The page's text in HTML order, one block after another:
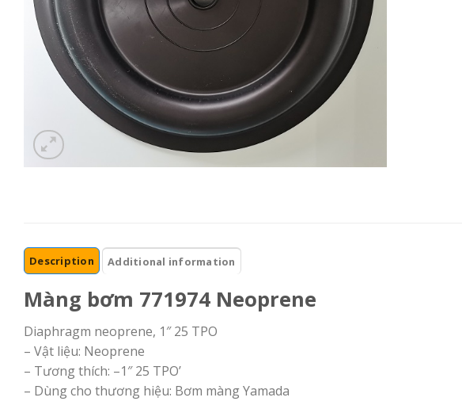
Description Additional information
Màng bơm 771974 Neoprene
Diaphragm neoprene, 1″ 25 TPO
– Vật liệu: Neoprene
– Tương thích: –1″ 25 TPO’
– Dùng cho thương hiệu: Bơm màng Yamada